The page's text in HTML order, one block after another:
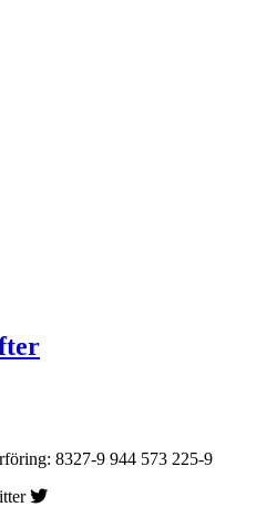
8327-9 944 573 225-9